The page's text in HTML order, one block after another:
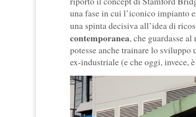
una fase in cui l’iconico impianto
una spinta decisiva all’idea di
contemporanea, che guardasse
potesse anche trainare lo sviluppo
ex-industriale (e che oggi, invece,